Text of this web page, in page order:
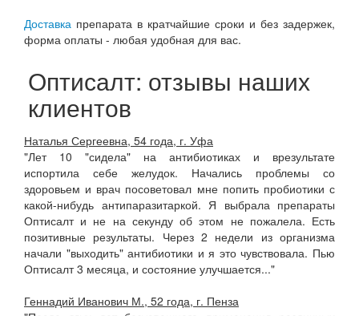
Доставка препарата в кратчайшие сроки и без задержек,
форма оплаты - любая удобная для вас.
Оптисалт: отзывы наших
клиентов
Наталья Сергеевна, 54 года, г. Уфа
"Лет 10 "сидела" на антибиотиках и врезультате
испортила себе желудок. Начались проблемы со
здоровьем и врач посоветовал мне попить пробиотики с
какой-нибудь антипаразитаркой. Я выбрала препараты
Оптисалт и не на секунду об этом не пожалела. Есть
позитивные результаты. Через 2 недели из организма
начали "выходить" антибиотики и я это чувствовала. Пью
Оптисалт 3 месяца, и состояние улучшается..."
Геннадий Иванович М., 52 года, г. Пенза